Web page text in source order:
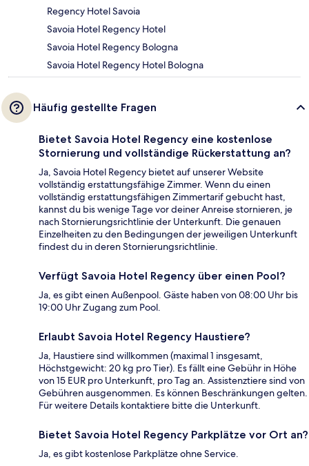
Regency Hotel Savoia
Savoia Hotel Regency Hotel
Savoia Hotel Regency Bologna
Savoia Hotel Regency Hotel Bologna
Häufig gestellte Fragen
Bietet Savoia Hotel Regency eine kostenlose
Stornierung und vollständige Rückerstattung an?
Ja, Savoia Hotel Regency bietet auf unserer Website
vollständig erstattungsfähige Zimmer. Wenn du einen
vollständig erstattungsfähigen Zimmertarif gebucht hast,
kannst du bis wenige Tage vor deiner Anreise stornieren, je
nach Stornierungsrichtlinie der Unterkunft. Die genauen
Einzelheiten zu den Bedingungen der jeweiligen Unterkunft
findest du in deren Stornierungsrichtlinie.
Verfügt Savoia Hotel Regency über einen Pool?
Ja, es gibt einen Außenpool. Gäste haben von 08:00 Uhr bis
19:00 Uhr Zugang zum Pool.
Erlaubt Savoia Hotel Regency Haustiere?
Ja, Haustiere sind willkommen (maximal 1 insgesamt,
Höchstgewicht: 20 kg pro Tier). Es fällt eine Gebühr in Höhe
von 15 EUR pro Unterkunft, pro Tag an. Assistenztiere sind von
Gebühren ausgenommen. Es können Beschränkungen gelten.
Für weitere Details kontaktiere bitte die Unterkunft.
Bietet Savoia Hotel Regency Parkplätze vor Ort an?
Ja, es gibt kostenlose Parkplätze ohne Service.